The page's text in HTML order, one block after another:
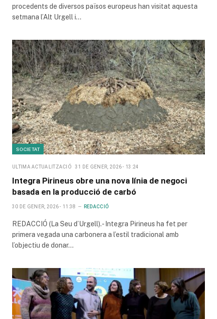
procedents de diversos països europeus han visitat aquesta
setmana l’Alt Urgell i…
SOCIETAT
ULTIMA ACTUALITZACIÓ 31 DE GENER, 2026 - 13:24
Integra Pirineus obre una nova línia de negoci
basada en la producció de carbó
30 DE GENER, 2026 - 11:38 REDACCIÓ
REDACCIÓ (La Seu d’Urgell).- Integra Pirineus ha fet per
primera vegada una carbonera a l’estil tradicional amb
l’objectiu de donar…